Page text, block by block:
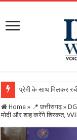
Home » 📍 छत्तीसगढ़ »
मोदी और शाह करेंगे शिरकत,